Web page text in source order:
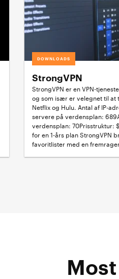
DOWNLOADS
StrongVPN
StrongVPN er en VPN-
og som især er velegnet til at
Netflix og Hulu. Antal af IP-
servere på verdensplan:
verdensplan: 70Prisstruktur:
for en 1-års plan StrongVPN
favoritlister med en